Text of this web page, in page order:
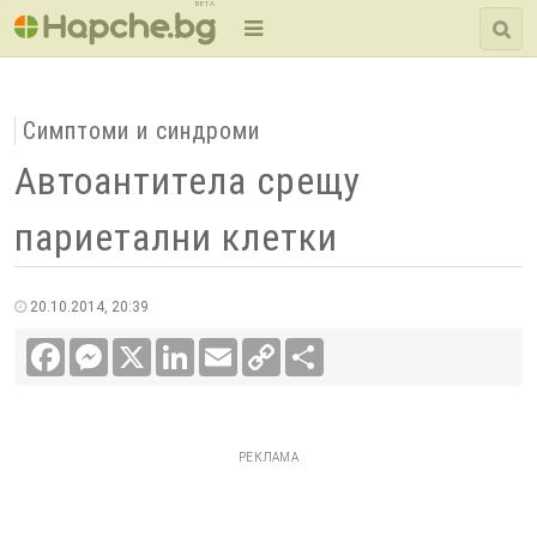
BETA
Симптоми и синдроми
Автоантитела срещу
париетални клетки
20.10.2014, 20:39
FacebookMessenger LinkedInEmail
Copy
Link
РЕКЛАМА